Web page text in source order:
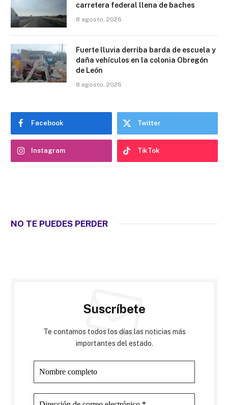
carretera federal llena de baches
8 agosto, 2026
Fuerte lluvia derriba barda de escuela y
daña vehículos en la colonia Obregón
de León
8 agosto, 2026
Facebook Twitter
Instagram TikTok
NO TE PUEDES PERDER
Suscríbete
Te contamos todos los días las noticias más
importantes del estado.